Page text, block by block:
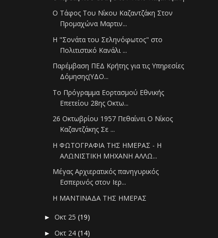
Ο Τάφος Του Νίκου Καζαντζάκη Στον
Προμαχώνα Μαρτιν...
Η "Σονάτα του Σεληνόφωτος" στο
Πολιτιστικό Κανάλι ...
Παρέμβαση ΠΕΔ Κρήτης για τις Υπηρεσίες
Δόμησης(ΥΔΟ...
Το Πρόγραμμα Εορτασμού Εθνικής
Επετείου 28ης Οκτω...
26 Οκτωβρίου 1957 Πεθαίνει Ο Νίκος
Καζαντζάκης Σε ...
Η ΦΩΤΟΓΡΑΦΙΑ ΤΗΣ ΗΜΕΡΑΣ - Η
ΑΛΩΝΙΣΤΙΚΗ ΜΗΧΑΝΗ ΑΛΛΩ...
Μέγας Αρχιερατικός πανηγυρικός
Εσπερινός στον Ιερ...
Η ΜΑΝΤΙΝΑΔΑ ΤΗΣ ΗΜΕΡΑΣ
►Οκτ 25(19)
►Οκτ 24(14)